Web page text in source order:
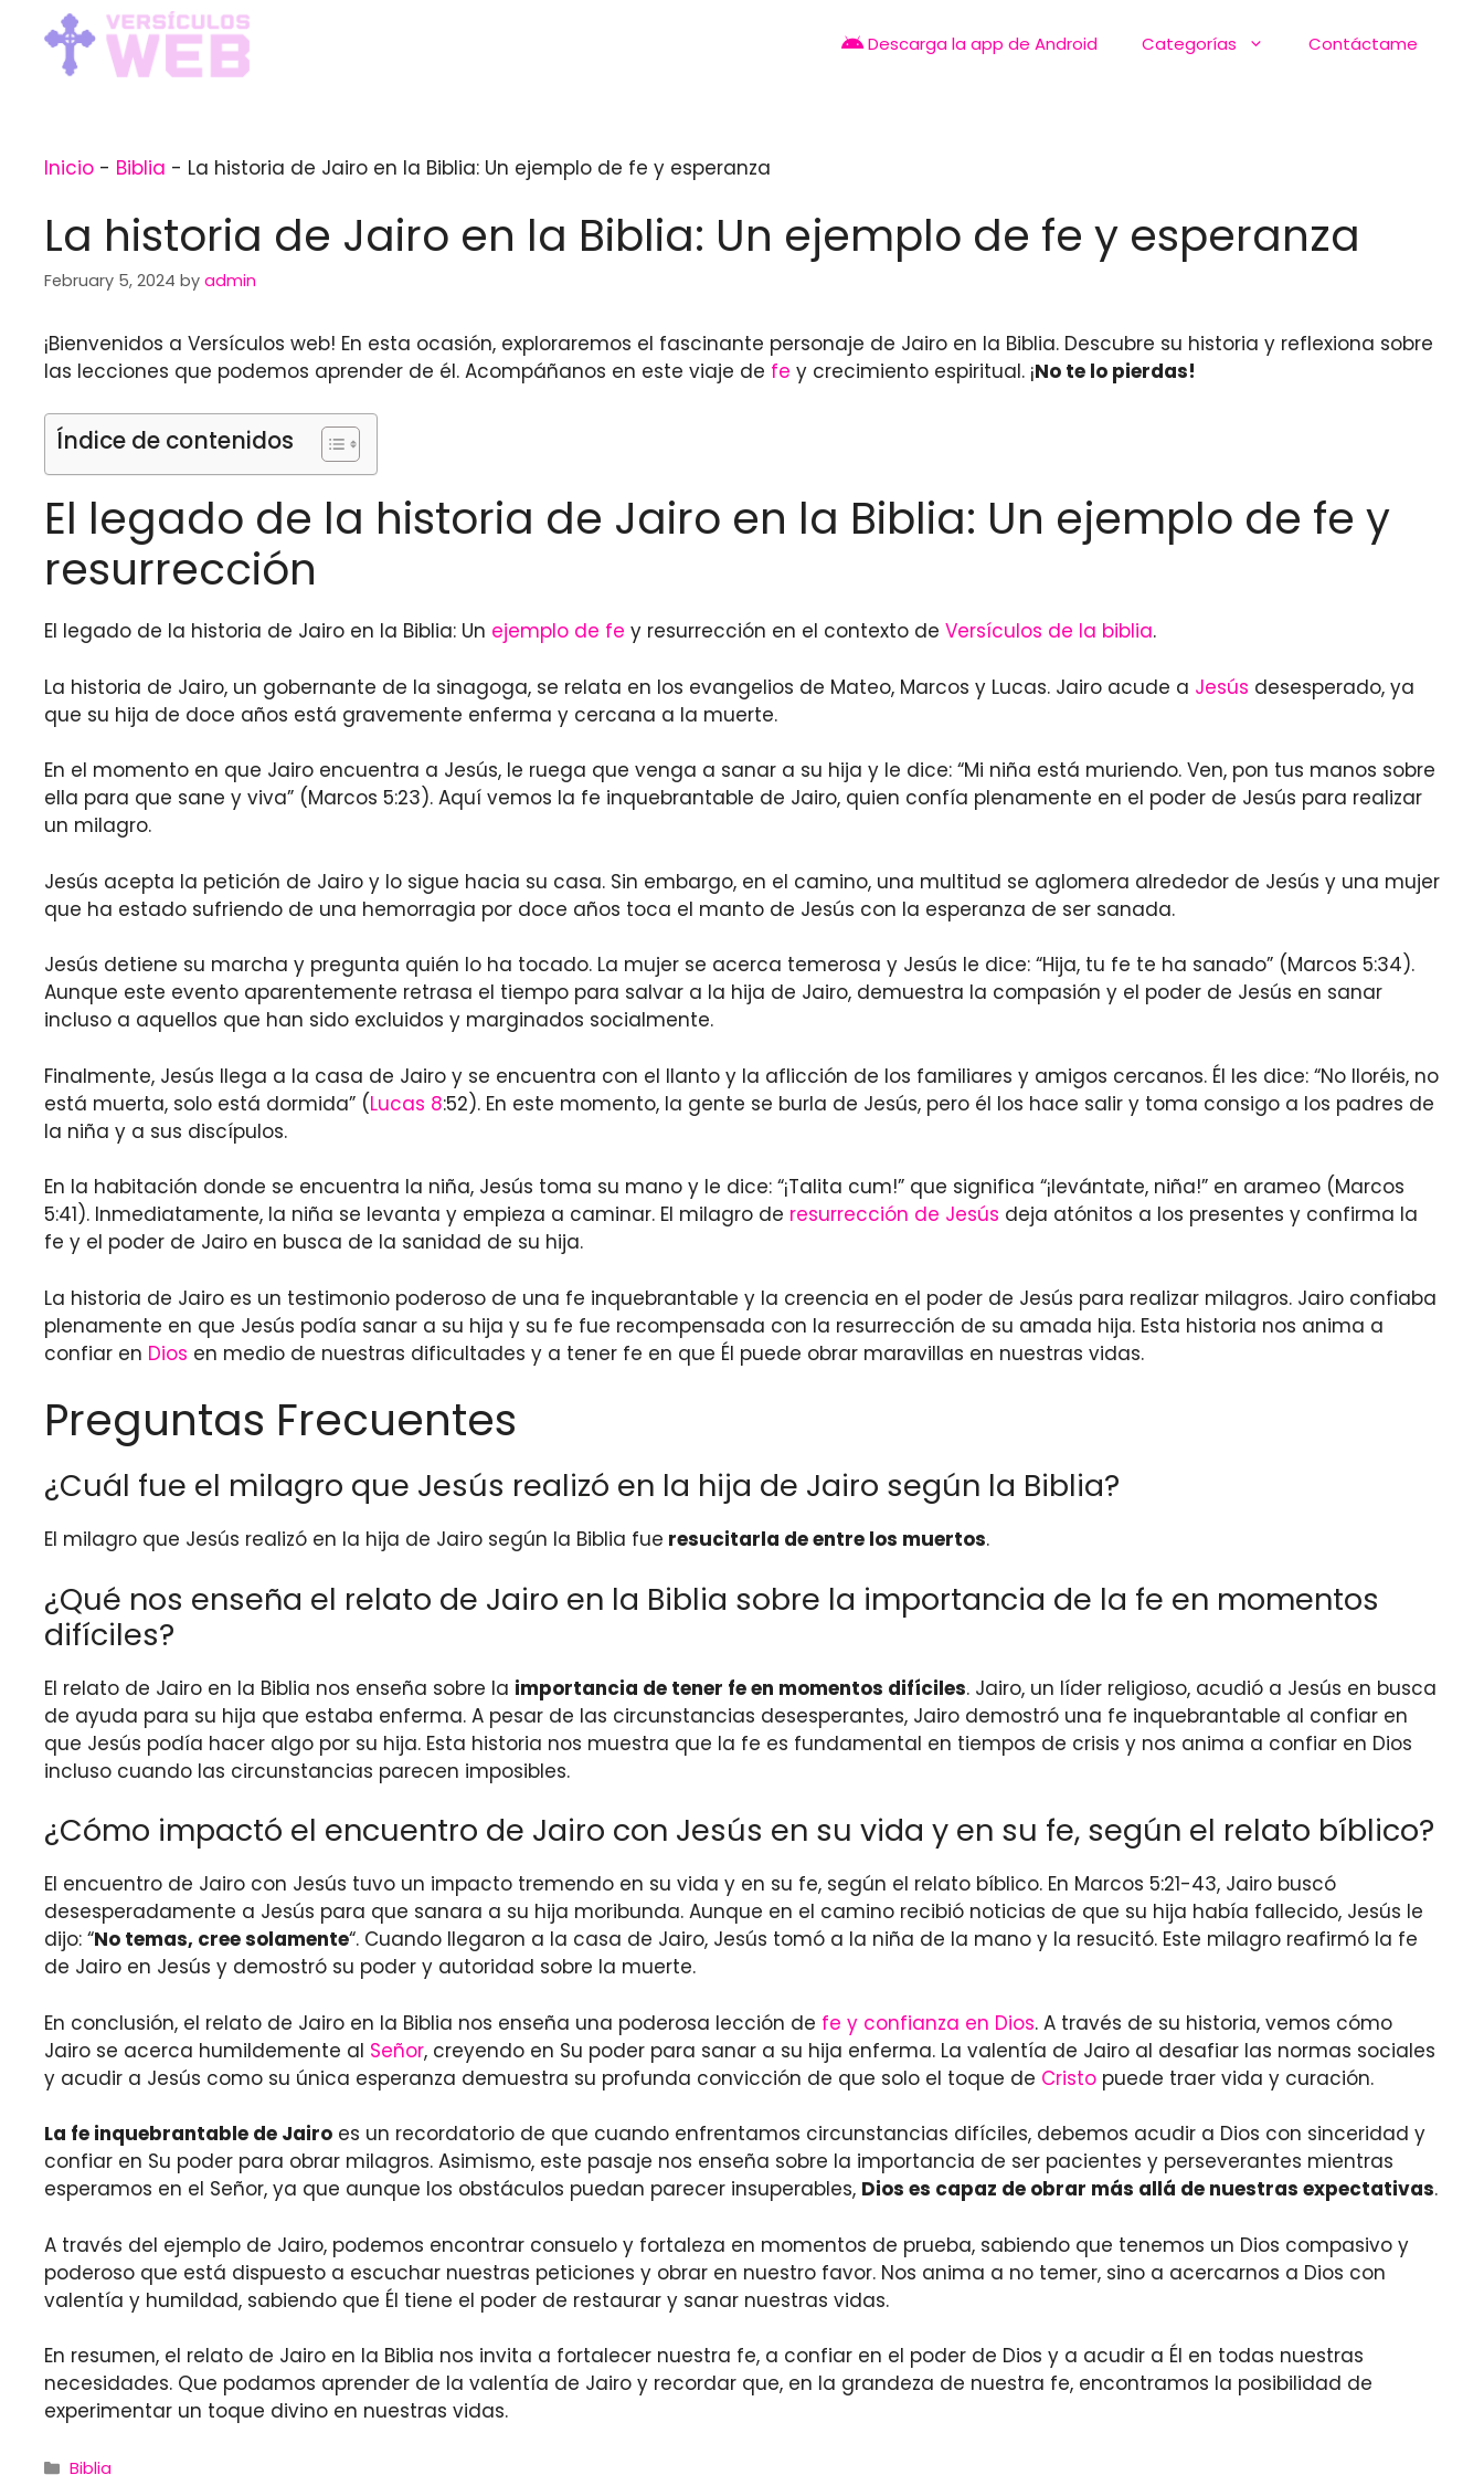
content
Descarga la app de Android Categorías Contáctame
Inicio - Biblia - La historia de Jairo en la Biblia: Un ejemplo de fe y esperanza
La historia de Jairo en la Biblia: Un ejemplo de fe y esperanza
February 5, 2024 by admin
¡Bienvenidos a Versículos web! En esta ocasión, exploraremos el fascinante personaje de Jairo en la Biblia. Descubre su historia y reflexiona sobre
las lecciones que podemos aprender de él. Acompáñanos en este viaje de fe y crecimiento espiritual. ¡No te lo pierdas!
Índice de contenidos
El legado de la historia de Jairo en la Biblia: Un ejemplo de fe y
resurrección
El legado de la historia de Jairo en la Biblia: Un ejemplo de fe y resurrección en el contexto de Versículos de la biblia.
La historia de Jairo, un gobernante de la sinagoga, se relata en los evangelios de Mateo, Marcos y Lucas. Jairo acude a Jesús desesperado, ya
que su hija de doce años está gravemente enferma y cercana a la muerte.
En el momento en que Jairo encuentra a Jesús, le ruega que venga a sanar a su hija y le dice: “Mi niña está muriendo. Ven, pon tus manos sobre
ella para que sane y viva” (Marcos 5:23). Aquí vemos la fe inquebrantable de Jairo, quien confía plenamente en el poder de Jesús para realizar
un milagro.
Jesús acepta la petición de Jairo y lo sigue hacia su casa. Sin embargo, en el camino, una multitud se aglomera alrededor de Jesús y una mujer
que ha estado sufriendo de una hemorragia por doce años toca el manto de Jesús con la esperanza de ser sanada.
Jesús detiene su marcha y pregunta quién lo ha tocado. La mujer se acerca temerosa y Jesús le dice: “Hija, tu fe te ha sanado” (Marcos 5:34).
Aunque este evento aparentemente retrasa el tiempo para salvar a la hija de Jairo, demuestra la compasión y el poder de Jesús en sanar
incluso a aquellos que han sido excluidos y marginados socialmente.
Finalmente, Jesús llega a la casa de Jairo y se encuentra con el llanto y la aflicción de los familiares y amigos cercanos. Él les dice: “No lloréis, no
está muerta, solo está dormida” (Lucas 8:52). En este momento, la gente se burla de Jesús, pero él los hace salir y toma consigo a los padres de
la niña y a sus discípulos.
En la habitación donde se encuentra la niña, Jesús toma su mano y le dice: “¡Talita cum!” que significa “¡levántate, niña!” en arameo (Marcos
5:41). Inmediatamente, la niña se levanta y empieza a caminar. El milagro de resurrección de Jesús deja atónitos a los presentes y confirma la
fe y el poder de Jairo en busca de la sanidad de su hija.
La historia de Jairo es un testimonio poderoso de una fe inquebrantable y la creencia en el poder de Jesús para realizar milagros. Jairo confiaba
plenamente en que Jesús podía sanar a su hija y su fe fue recompensada con la resurrección de su amada hija. Esta historia nos anima a
confiar en Dios en medio de nuestras dificultades y a tener fe en que Él puede obrar maravillas en nuestras vidas.
Preguntas Frecuentes
¿Cuál fue el milagro que Jesús realizó en la hija de Jairo según la Biblia?
El milagro que Jesús realizó en la hija de Jairo según la Biblia fue resucitarla de entre los muertos.
¿Qué nos enseña el relato de Jairo en la Biblia sobre la importancia de la fe en momentos
difíciles?
El relato de Jairo en la Biblia nos enseña sobre la importancia de tener fe en momentos difíciles. Jairo, un líder religioso, acudió a Jesús en busca
de ayuda para su hija que estaba enferma. A pesar de las circunstancias desesperantes, Jairo demostró una fe inquebrantable al confiar en
que Jesús podía hacer algo por su hija. Esta historia nos muestra que la fe es fundamental en tiempos de crisis y nos anima a confiar en Dios
incluso cuando las circunstancias parecen imposibles.
¿Cómo impactó el encuentro de Jairo con Jesús en su vida y en su fe, según el relato bíblico?
El encuentro de Jairo con Jesús tuvo un impacto tremendo en su vida y en su fe, según el relato bíblico. En Marcos 5:21-43, Jairo buscó
desesperadamente a Jesús para que sanara a su hija moribunda. Aunque en el camino recibió noticias de que su hija había fallecido, Jesús le
dijo: “No temas, cree solamente“. Cuando llegaron a la casa de Jairo, Jesús tomó a la niña de la mano y la resucitó. Este milagro reafirmó la fe
de Jairo en Jesús y demostró su poder y autoridad sobre la muerte.
En conclusión, el relato de Jairo en la Biblia nos enseña una poderosa lección de fe y confianza en Dios. A través de su historia, vemos cómo
Jairo se acerca humildemente al Señor, creyendo en Su poder para sanar a su hija enferma. La valentía de Jairo al desafiar las normas sociales
y acudir a Jesús como su única esperanza demuestra su profunda convicción de que solo el toque de Cristo puede traer vida y curación.
La fe inquebrantable de Jairo es un recordatorio de que cuando enfrentamos circunstancias difíciles, debemos acudir a Dios con sinceridad y
confiar en Su poder para obrar milagros. Asimismo, este pasaje nos enseña sobre la importancia de ser pacientes y perseverantes mientras
esperamos en el Señor, ya que aunque los obstáculos puedan parecer insuperables, Dios es capaz de obrar más allá de nuestras expectativas.
A través del ejemplo de Jairo, podemos encontrar consuelo y fortaleza en momentos de prueba, sabiendo que tenemos un Dios compasivo y
poderoso que está dispuesto a escuchar nuestras peticiones y obrar en nuestro favor. Nos anima a no temer, sino a acercarnos a Dios con
valentía y humildad, sabiendo que Él tiene el poder de restaurar y sanar nuestras vidas.
En resumen, el relato de Jairo en la Biblia nos invita a fortalecer nuestra fe, a confiar en el poder de Dios y a acudir a Él en todas nuestras
necesidades. Que podamos aprender de la valentía de Jairo y recordar que, en la grandeza de nuestra fe, encontramos la posibilidad de
experimentar un toque divino en nuestras vidas.
Categories
Biblia